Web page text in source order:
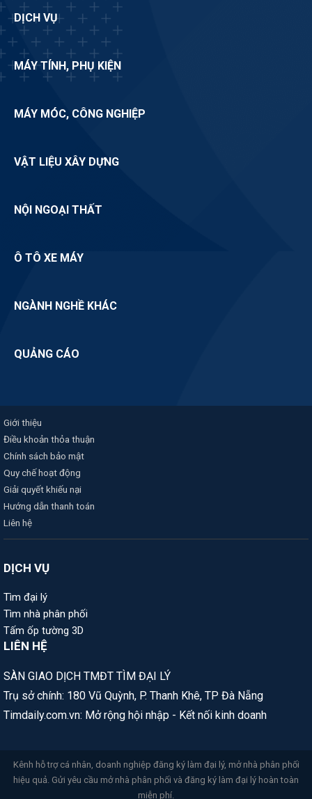
DỊCH VỤ
MÁY TÍNH, PHỤ KIỆN
MÁY MÓC, CÔNG NGHIỆP
VẬT LIỆU XÂY DỰNG
NỘI NGOẠI THẤT
Ô TÔ XE MÁY
NGÀNH NGHỀ KHÁC
QUẢNG CÁO
Giới thiệu
Điều khoản thỏa thuận
Chính sách bảo mật
Quy chế hoạt động
Giải quyết khiếu nại
Hướng dẫn thanh toán
Liên hệ
DỊCH VỤ
Tìm đại lý
Tìm nhà phân phối
Tấm ốp tường 3D
LIÊN HỆ
SÀN GIAO DỊCH TMĐT TÌM ĐẠI LÝ
Trụ sở chính: 180 Vũ Quỳnh, P. Thanh Khê, TP Đà Nẵng
Timdaily.com.vn: Mở rộng hội nhập - Kết nối kinh doanh
Kênh hỗ trợ cá nhân, doanh nghiệp đăng ký làm đại lý, mở nhà phân phối
hiệu quả. Gửi yêu cầu mở nhà phân phối và đăng ký làm đại lý hoàn toàn
miễn phí.